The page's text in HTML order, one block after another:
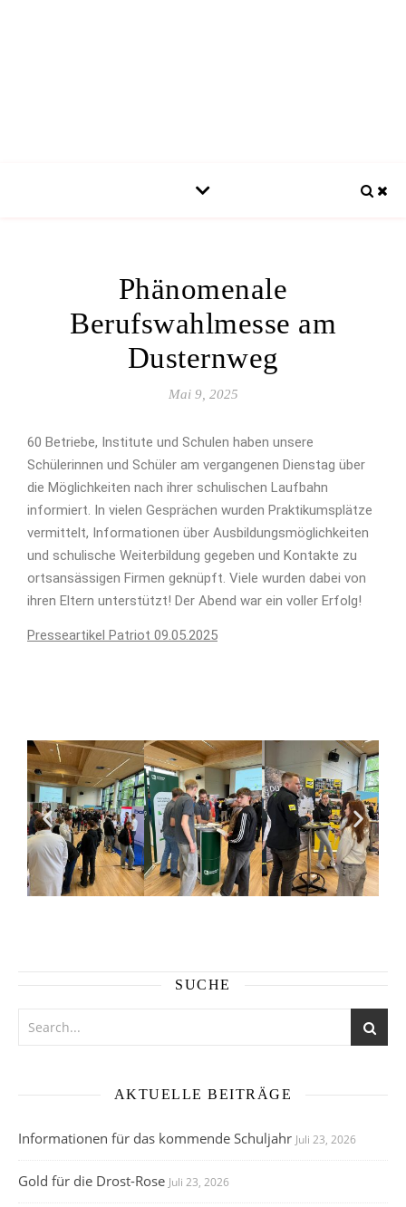
Phänomenale
Berufswahlmesse am
Dusternweg
Mai 9, 2025
60 Betriebe, Institute und Schulen haben unsere
Schülerinnen und Schüler am vergangenen Dienstag über
die Möglichkeiten nach ihrer schulischen Laufbahn
informiert. In vielen Gesprächen wurden Praktikumsplätze
vermittelt, Informationen über Ausbildungsmöglichkeiten
und schulische Weiterbildung gegeben und Kontakte zu
ortsansässigen Firmen geknüpft. Viele wurden dabei von
ihren Eltern unterstützt! Der Abend war ein voller Erfolg!
Presseartikel Patriot 09.05.2025
SUCHE
AKTUELLE BEITRÄGE
Informationen für das kommende Schuljahr Juli 23, 2026
Gold für die Drost-Rose Juli 23, 2026